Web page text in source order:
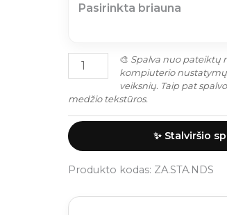
Pasirinkta briauna
🎨 Spalva nuo pateiktų
kompiuterio
veiksnių. Taip pat
medžio tekstūros.
✨ Stalviršio
Produkto kodas: ZA.STA.NDS